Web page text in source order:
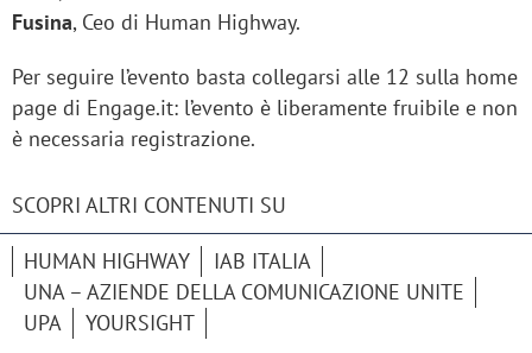
Fusina, Ceo di Human Highway.
Per seguire l’evento basta collegarsi alle 12 sulla home
page di Engage.it: l’evento è liberamente fruibile e non
è necessaria registrazione.
SCOPRI ALTRI CONTENUTI SU
HUMAN HIGHWAY
IAB ITALIA
UNA – AZIENDE DELLA COMUNICAZIONE UNITE
UPA
YOURSIGHT